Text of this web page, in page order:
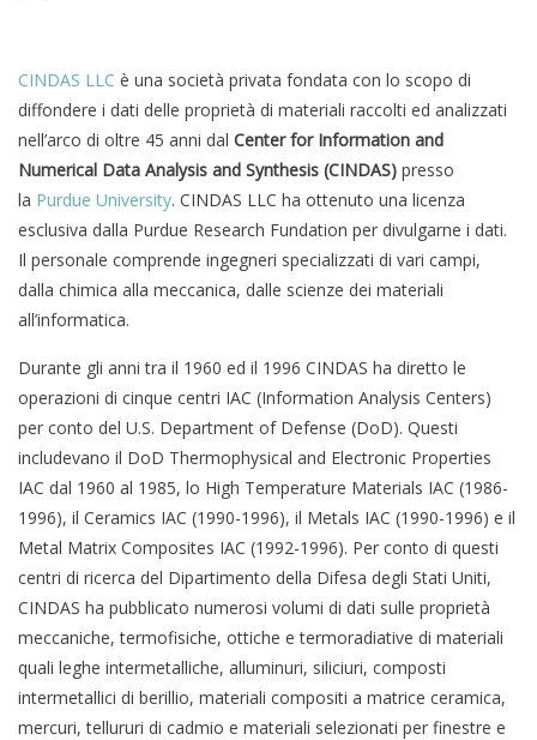
CINDAS LLC è una società privata fondata con lo scopo di
diffondere i dati delle proprietà di materiali raccolti ed analizzati
nell’arco di oltre 45 anni dal Center for Information and
Numerical Data Analysis and Synthesis (CINDAS) presso
la Purdue University. CINDAS LLC ha ottenuto una licenza
esclusiva dalla Purdue Research Fundation per divulgarne i dati.
Il personale comprende ingegneri specializzati di vari campi,
dalla chimica alla meccanica, dalle scienze dei materiali
all’informatica.
Durante gli anni tra il 1960 ed il 1996 CINDAS ha diretto le
operazioni di cinque centri IAC (Information Analysis Centers)
per conto del U.S. Department of Defense (DoD). Questi
includevano il DoD Thermophysical and Electronic Properties
IAC dal 1960 al 1985, lo High Temperature Materials IAC (1986-
1996), il Ceramics IAC (1990-1996), il Metals IAC (1990-1996) e il
Metal Matrix Composites IAC (1992-1996). Per conto di questi
centri di ricerca del Dipartimento della Difesa degli Stati Uniti,
CINDAS ha pubblicato numerosi volumi di dati sulle proprietà
meccaniche, termofisiche, ottiche e termoradiative di materiali
quali leghe intermetalliche, alluminuri, siliciuri, composti
intermetallici di berillio, materiali compositi a matrice ceramica,
mercuri, tellururi di cadmio e materiali selezionati per finestre e